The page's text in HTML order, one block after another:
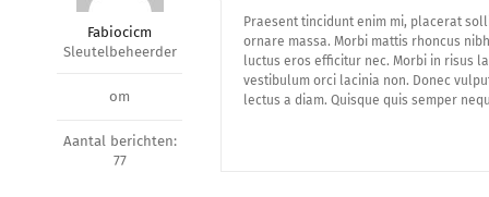
Fabiocicm
Sleutelbeheerder
om
Aantal berichten:
77
Praesent tincidunt enim mi, placerat
ornare massa. Morbi mattis rhoncus
luctus eros efficitur nec. Morbi in risus
vestibulum orci lacinia non. Donec
lectus a diam. Quisque quis semper